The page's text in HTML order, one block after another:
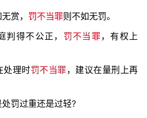
赏， 罚不当罪则不如无罚。
判得不公正， 罚不当罪 ，有权上
处理时罚不当罪 ，建议在量刑上再
处罚过重还是过轻?